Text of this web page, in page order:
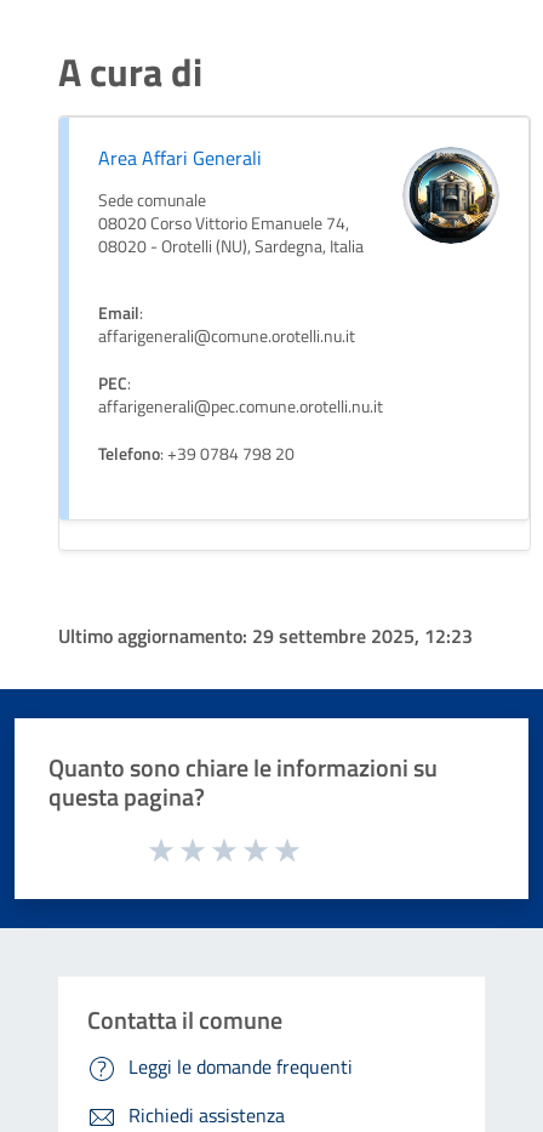
A cura di
Area Affari Generali
Sede comunale
08020 Corso Vittorio Emanuele 74,
08020 - Orotelli (NU), Sardegna, Italia
Email:
affarigenerali@comune.orotelli.nu.it
PEC:
affarigenerali@pec.comune.orotelli.nu.it
Telefono: +39 0784 798 20
Ultimo aggiornamento: 29 settembre 2025, 12:23
Quanto sono chiare le informazioni su
questa pagina?
Valuta da 1 a 5 stelle la pagina
Contatta il comune
Leggi le domande frequenti
Richiedi assistenza